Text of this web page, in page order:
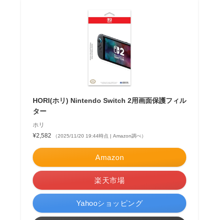
HORI(ホリ) Nintendo Switch 2用画面保護フィル
ター
ホリ
¥2,582
（2025/11/20 19:44時点 | Amazon調べ）
Amazon
楽天市場
Yahooショッピング